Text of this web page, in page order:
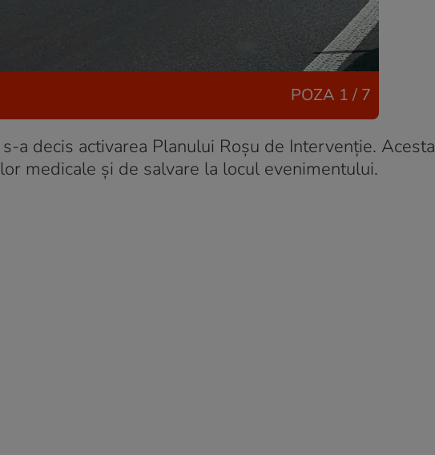
POZA 1 / 7
a decis activarea Planului Roșu de Intervenție. Acesta
medicale și de salvare la locul evenimentului.